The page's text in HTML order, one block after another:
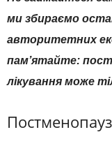
ми збираємо
авторитетних
пам’ятайте:
лікування може